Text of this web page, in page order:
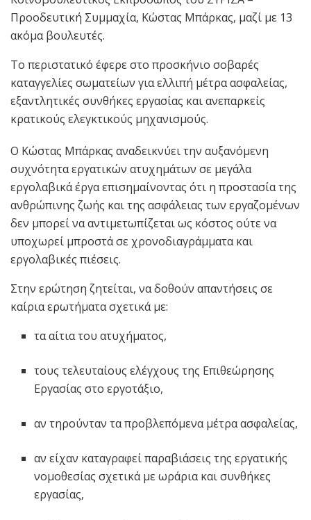
Προοδευτική Συμμαχία, Κώστας Μπάρκας, μαζί με 13
ακόμα βουλευτές.
Το περιστατικό έφερε στο προσκήνιο σοβαρές
καταγγελίες σωματείων για ελλιπή μέτρα ασφαλείας,
εξαντλητικές συνθήκες εργασίας και ανεπαρκείς
κρατικούς ελεγκτικούς μηχανισμούς.
Ο Κώστας Μπάρκας αναδεικνύει την αυξανόμενη
συχνότητα εργατικών ατυχημάτων σε μεγάλα
εργολαβικά έργα επισημαίνοντας ότι η προστασία της
ανθρώπινης ζωής και της ασφάλειας των εργαζομένων
δεν μπορεί να αντιμετωπίζεται ως κόστος ούτε να
υποχωρεί μπροστά σε χρονοδιαγράμματα και
εργολαβικές πιέσεις.
Στην ερώτηση ζητείται, να δοθούν απαντήσεις σε
καίρια ερωτήματα σχετικά με:
τα αίτια του ατυχήματος,
τους τελευταίους ελέγχους της Επιθεώρησης
Εργασίας στο εργοτάξιο,
αν τηρούνταν τα προβλεπόμενα μέτρα ασφαλείας,
αν είχαν καταγραφεί παραβιάσεις της εργατικής
νομοθεσίας σχετικά με ωράρια και συνθήκες
εργασίας,